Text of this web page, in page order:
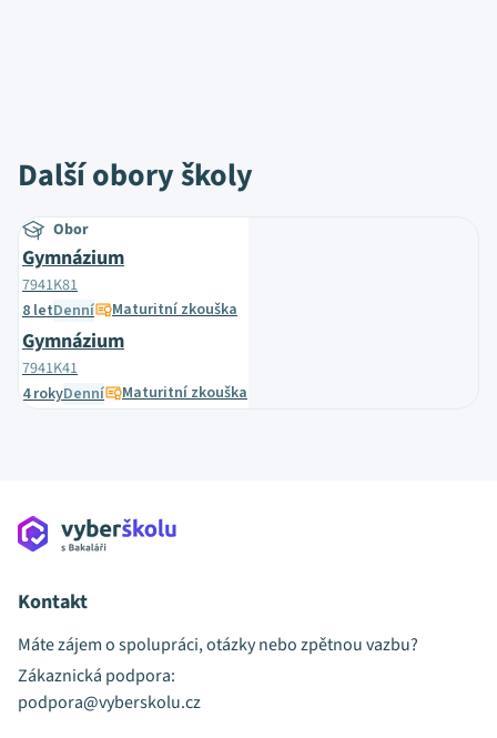
Další obory školy
Obor
Gymnázium
7941K81
8 letDenní Maturitní zkouška
Gymnázium
7941K41
4 rokyDenní Maturitní zkouška
Kontakt
Máte zájem o spolupráci, otázky nebo zpětnou vazbu?
Zákaznická podpora:
podpora@vyberskolu.cz